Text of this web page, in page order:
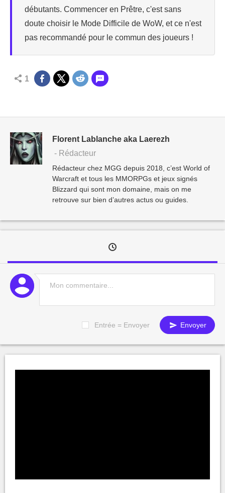
débutants. Commencer en Prêtre, c'est sans
doute choisir le Mode Difficile de WoW, et ce n'est
pas recommandé pour le commun des joueurs !
1
Florent Lablanche aka Laerezh
- Rédacteur
Rédacteur chez MGG depuis 2018, c’est World of
Warcraft et tous les MMORPGs et jeux signés
Blizzard qui sont mon domaine, mais on me
retrouve sur bien d’autres actus ou guides.
Entrée = Envoyer Envoyer